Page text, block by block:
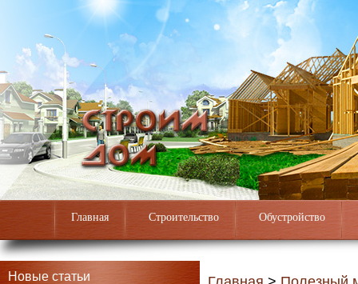
Главная Строительство Обустройство
Новые статьи